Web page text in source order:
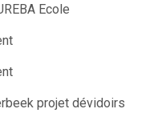
Ecole
projet dévidoirs